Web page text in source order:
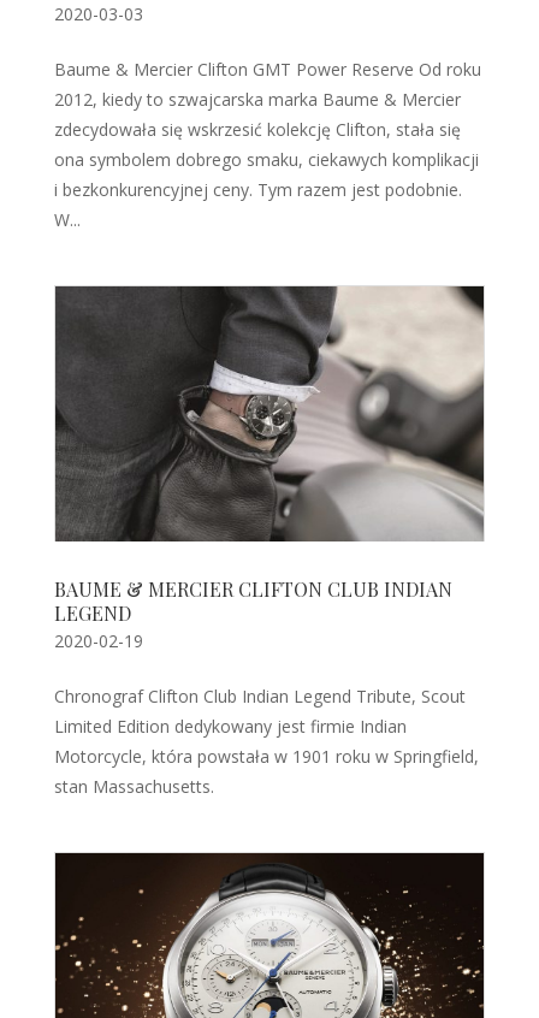
2020-03-03
Baume & Mercier Clifton GMT Power Reserve Od roku
2012, kiedy to szwajcarska marka Baume & Mercier
zdecydowała się wskrzesić kolekcję Clifton, stała się
ona symbolem dobrego smaku, ciekawych komplikacji
i bezkonkurencyjnej ceny. Tym razem jest podobnie.
W...
BAUME & MERCIER CLIFTON CLUB INDIAN
LEGEND
2020-02-19
Chronograf Clifton Club Indian Legend Tribute, Scout
Limited Edition dedykowany jest firmie Indian
Motorcycle, która powstała w 1901 roku w Springfield,
stan Massachusetts.